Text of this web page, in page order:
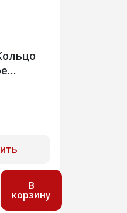
насоса
В
корзину